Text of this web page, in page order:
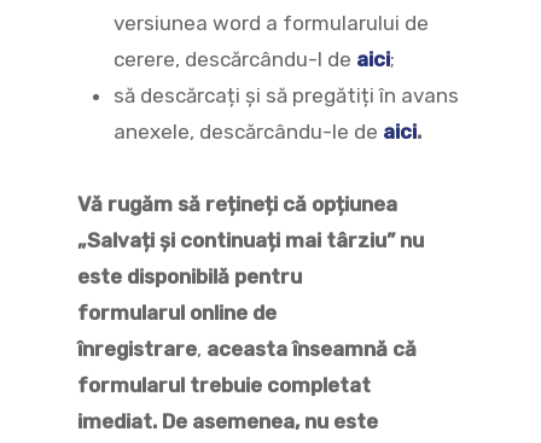
versiunea word a formularului de
cerere, descărcându-l de aici;
să descărcați și să pregătiți în avans
anexele, descărcându-le de aici.
Vă rugăm să rețineți că opțiunea
„Salvați și continuați mai târziu” nu
este disponibilă pentru
formularul online de
înregistrare, aceasta înseamnă că
formularul trebuie completat
imediat. De asemenea, nu este